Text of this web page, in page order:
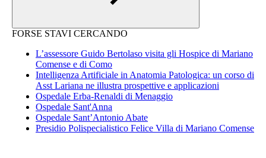
FORSE STAVI CERCANDO
L’assessore Guido Bertolaso visita gli Hospice di Mariano
Comense e di Como
Intelligenza Artificiale in Anatomia Patologica: un corso di
Asst Lariana ne illustra prospettive e applicazioni
Ospedale Erba-Renaldi di Menaggio
Ospedale Sant'Anna
Ospedale Sant’Antonio Abate
Presidio Polispecialistico Felice Villa di Mariano Comense